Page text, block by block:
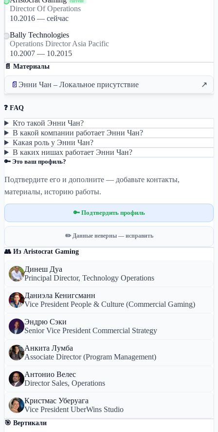
current
Director Of Operations
10.2016 — сейчас
Bally Technologies
Operations Director Asia Pacific
10.2007 — 10.2015
📄 Материалы
📄 Энни Чан – Локальное присутствие ↗
❓ FAQ
Кто такой Энни Чан?
В какой компании работает Энни Чан?
Какая роль у Энни Чан?
В каких нишах работает Энни Чан?
🔑 Это ваш профиль?
Подтвердите его и дополните — добавьте контакты,
материалы, историю работы.
🔑 Подтвердить профиль
✏️ Данные неверны — исправить
👥 Из Aristocrat Gaming
Динеш Дуа
Principal Director, Technology Operations
Даниэла Кенигсманн
Vice President People & Culture (Commercial Gaming)
Эндрю Сэки
Senior Vice President Commercial Strategy
Анкита Лумба
Associate Director (Program Management)
Антонио Велес
Director Sales, Operations
Кристмас Уберуага
Vice President UberWins Studio
🎯 Вертикали